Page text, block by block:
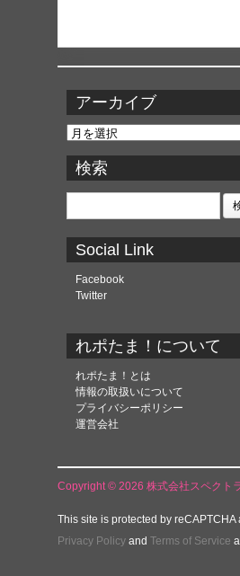
アーカイブ
ア
カ
イ
ブ
検索
検
Social Link
Facebook
Twitter
れポたま！について
れポたま！とは
情報の取扱いについて
プライバシーポリシー
運営会社
Copyright © 2026 株式会社スペクト
This site is protected by reCAPTCHA
Privacy Policy and Terms of Service